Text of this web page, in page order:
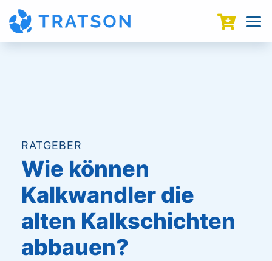
 a
RATGEBER
Wie können
Kalkwandler die
alten Kalkschichten
abbauen?